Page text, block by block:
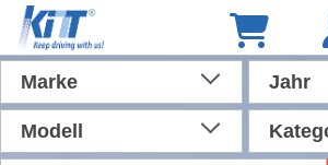
Marke Jahr
Modell